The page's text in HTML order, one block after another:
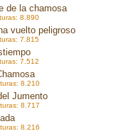
de la chamosa
8.890
vuelto peligroso
7.815
7.512
8.210
Jumento
8.717
8.216